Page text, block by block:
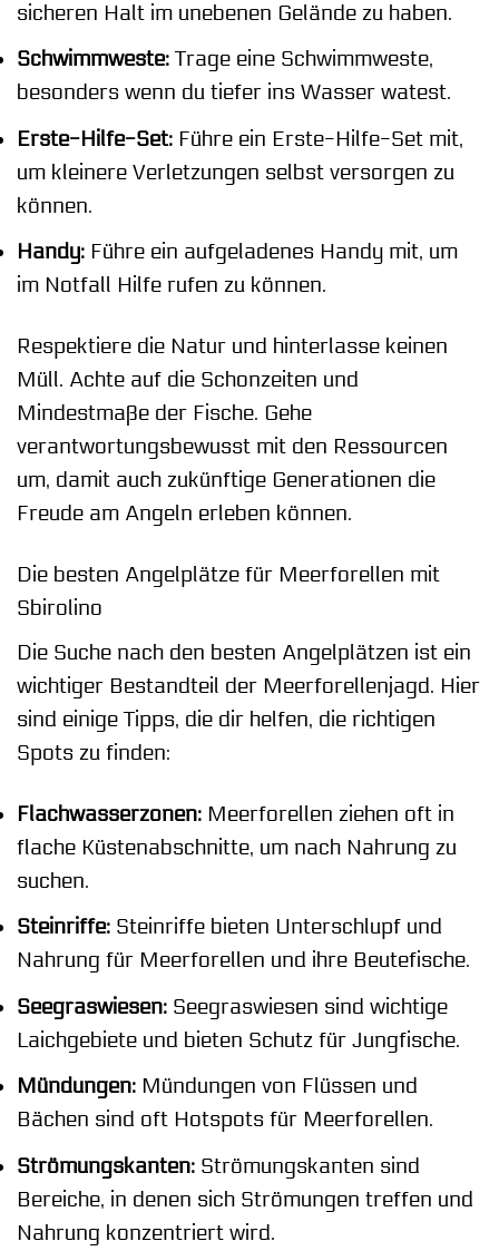
sicheren Halt im unebenen Gelände zu haben.
Schwimmweste:Trage eine Schwimmweste,
besonders wenn du tiefer ins Wasser watest.
Erste-Hilfe-Set: Führe ein Erste-Hilfe-Set mit,
um kleinere Verletzungen selbst versorgen zu
können.
Handy: Führe ein aufgeladenes Handy mit, um
im Notfall Hilfe rufen zu können.
Respektiere die Natur und hinterlasse keinen
Müll. Achte auf die Schonzeiten und
Mindestmaße der Fische. Gehe
verantwortungsbewusst mit den Ressourcen
um, damit auch zukünftige Generationen die
Freude am Angeln erleben können.
Die besten Angelplätze für Meerforellen mit
Sbirolino
Die Suche nach den besten Angelplätzen ist ein
wichtiger Bestandteil der Meerforellenjagd. Hier
sind einige Tipps, die dir helfen, die richtigen
Spots zu finden:
Flachwasserzonen: Meerforellen ziehen oft in
flache Küstenabschnitte, um nach Nahrung zu
suchen.
Steinriffe: Steinriffe bieten Unterschlupf und
Nahrung für Meerforellen und ihre Beutefische.
Seegraswiesen: Seegraswiesen sind wichtige
Laichgebiete und bieten Schutz für Jungfische.
Mündungen: Mündungen von Flüssen und
Bächen sind oft Hotspots für Meerforellen.
Strömungskanten: Strömungskanten sind
Bereiche, in denen sich Strömungen treffen und
Nahrung konzentriert wird.